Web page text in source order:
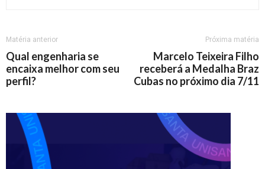
Matéria anterior
Qual engenharia se
encaixa melhor com seu
perfil?
Próxima matéria
Marcelo Teixeira Filho
receberá a Medalha Braz
Cubas no próximo dia 7/11